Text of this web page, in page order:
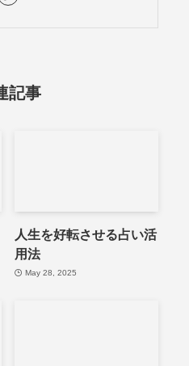
記事
人生を好転させる占い活
用法
May 28, 2025